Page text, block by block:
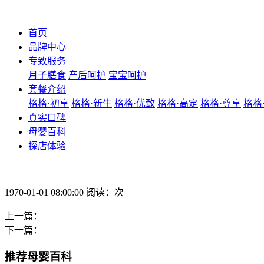
首页
品牌中心
专致服务
月子膳食 产后呵护 宝宝呵护
套餐介绍
格格·初享 格格·新生 格格·优致 格格·高定 格格·尊享 格格
真实口碑
母婴百科
探店体验
1970-01-01 08:00:00 阅读：次
上一篇：
下一篇：
推荐母婴百科